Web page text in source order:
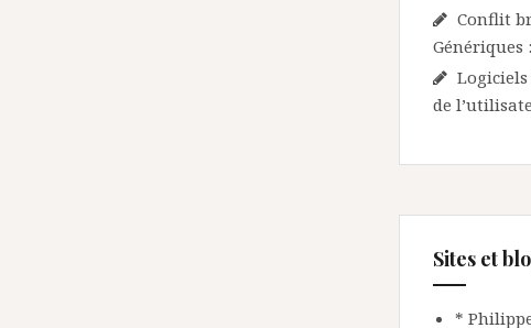
Conflit
Génériques
Logiciels
de
Sites et
*